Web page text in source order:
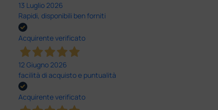
13 Luglio 2026
Rapidi, disponibili ben forniti
Acquirente verificato
12 Giugno 2026
facilità di acquisto e puntualità
Acquirente verificato